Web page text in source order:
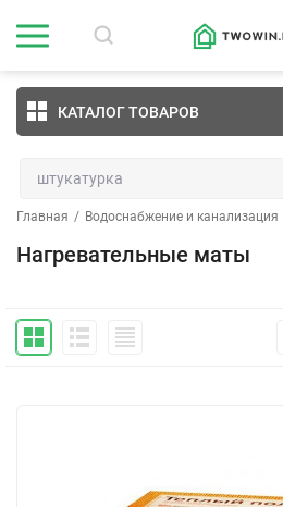
КАТАЛОГ ТОВАРОВ
Главная / Водоснабжение и канализация
Нагревательные маты